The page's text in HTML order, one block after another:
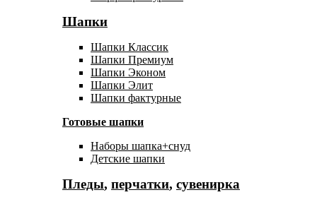
Шапки
Шапки Классик
Шапки Премиум
Шапки Эконом
Шапки Элит
Шапки фактурные
Готовые шапки
Наборы шапка+снуд
Детские шапки
Пледы, перчатки, сувенирка